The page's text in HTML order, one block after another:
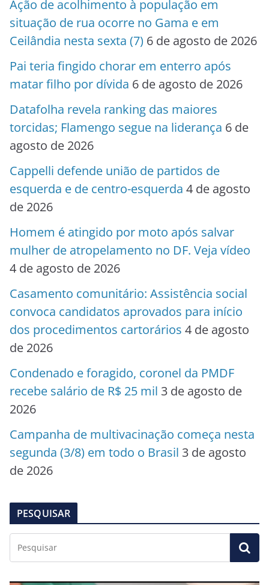
Ação de acolhimento à população em
situação de rua ocorre no Gama e em
Ceilândia nesta sexta (7) 6 de agosto de 2026
Pai teria fingido chorar em enterro após
matar filho por dívida 6 de agosto de 2026
Datafolha revela ranking das maiores
torcidas; Flamengo segue na liderança 6 de
agosto de 2026
Cappelli defende união de partidos de
esquerda e de centro-esquerda 4 de agosto
de 2026
Homem é atingido por moto após salvar
mulher de atropelamento no DF. Veja vídeo
4 de agosto de 2026
Casamento comunitário: Assistência social
convoca candidatos aprovados para início
dos procedimentos cartorários 4 de agosto
de 2026
Condenado e foragido, coronel da PMDF
recebe salário de R$ 25 mil 3 de agosto de
2026
Campanha de multivacinação começa nesta
segunda (3/8) em todo o Brasil 3 de agosto
de 2026
PESQUISAR